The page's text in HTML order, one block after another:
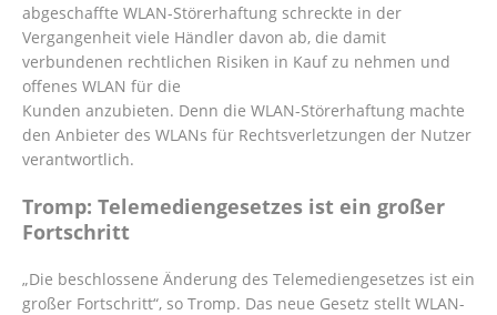
abgeschaffte WLAN-Störerhaftung schreckte in der
Vergangenheit viele Händler davon ab, die damit
verbundenen rechtlichen Risiken in Kauf zu nehmen und
offenes WLAN für die
Kunden anzubieten. Denn die WLAN-Störerhaftung machte
den Anbieter des WLANs für Rechtsverletzungen der Nutzer
verantwortlich.
Tromp: Telemediengesetzes ist ein großer
Fortschritt
„Die beschlossene Änderung des Telemediengesetzes ist ein
großer Fortschritt“, so Tromp. Das neue Gesetz stellt WLAN-